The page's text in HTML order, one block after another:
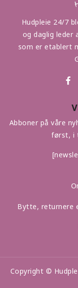
Hudpleie 24/7
og daglig leder
som er etablert
Abboner på våre
først, i
Bytte, returnere
Copyright ©